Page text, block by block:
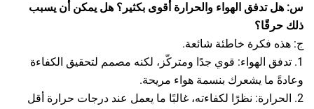
س: هل تدفق الهواء والحرارة أقوى بكثير؟ هل يمكن أن يسبب
ذلك حرقًا؟
ج: هذه فكرة خاطئة شائعة.
1. تدفق الهواء: قوي جدًا ومتركّز، لكنه مصمم لتحقيق الكفاءة
وعادةً ما يشعرك بنسمة هواء مريحة.
2. الحرارة: نظرًا لكفاءته، غالبًا ما يعمل عند درجات حرارة أقل